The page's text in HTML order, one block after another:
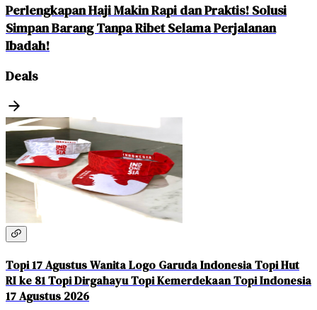
Perlengkapan Haji Makin Rapi dan Praktis! Solusi
Simpan Barang Tanpa Ribet Selama Perjalanan
Ibadah!
Deals
Topi 17 Agustus Wanita Logo Garuda Indonesia Topi Hut
RI ke 81 Topi Dirgahayu Topi Kemerdekaan Topi Indonesia
17 Agustus 2026